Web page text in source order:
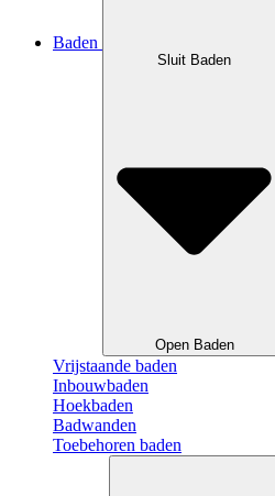
Baden
Sluit Baden
Open Baden
Vrijstaande baden
Inbouwbaden
Hoekbaden
Badwanden
Toebehoren baden